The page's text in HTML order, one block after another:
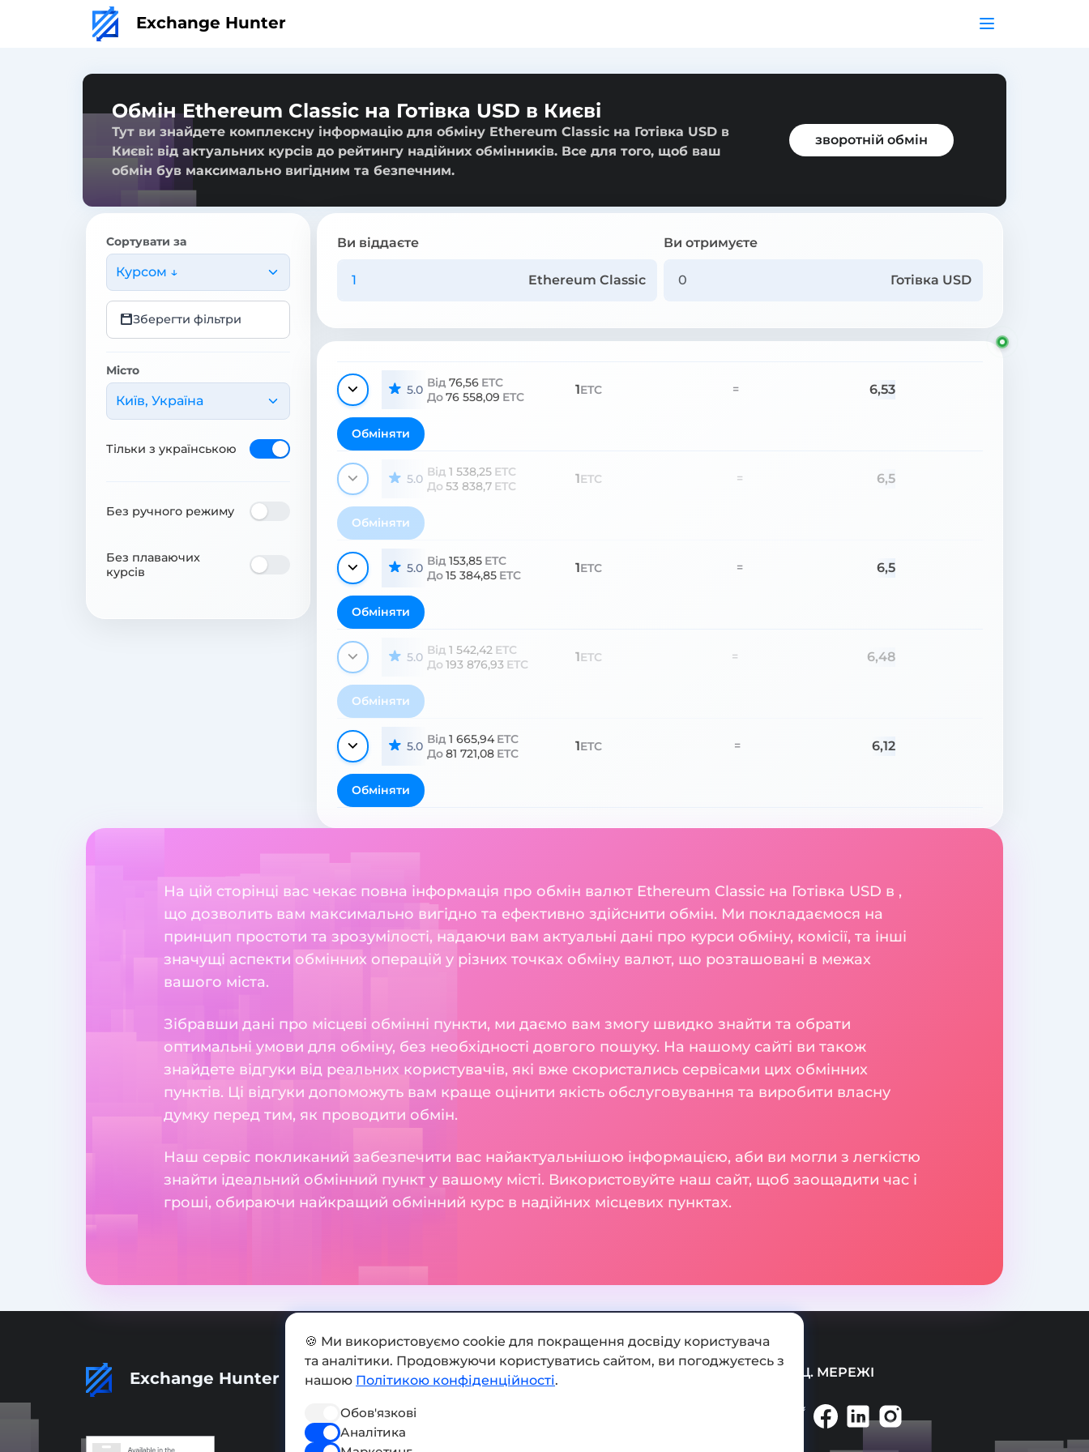
Exchange Hunter
Обмін Ethereum Classic на Готівка USD в Києві
Тут ви знайдете комплексну інформацію для обміну Ethereum Classic на Готівка USD в
Києві: від актуальних курсів до рейтингу надійних обмінників. Все для того, щоб ваш
обмін був максимально вигідним та безпечним.
зворотній обмін
Сортувати за
Курсом ↓
Зберегти фільтри
Місто
Київ, Україна
Тільки з українською
Без ручного режиму
Без плаваючих
курсів
Ви віддаєте
Ethereum Classic
Ви отримуєте
Готівка USD
5.0 Від 76,56 ETC
До76 558,09 ETC 1ETC = 6,53
Обміняти
5.0 Від 1 538,25 ETC
До 53 838,7 ETC 1ETC = 6,5
Обміняти
5.0 Від 153,85 ETC
До15 384,85 ETC 1ETC = 6,5
Обміняти
5.0 Від 1 542,42 ETC
До 193 876,93 ETC 1ETC = 6,48
Обміняти
5.0 Від 1 665,94 ETC
До81 721,08 ETC 1ETC = 6,12
Обміняти
На цій сторінці вас чекає повна інформація про обмін валют Ethereum Classic на Готівка USD в ,
що дозволить вам максимально вигідно та ефективно здійснити обмін. Ми покладаємося на
принцип простоти та зрозумілості, надаючи вам актуальні дані про курси обміну, комісії, та інші
значущі аспекти обмінних операцій у різних точках обміну валют, що розташовані в межах
вашого міста.
Зібравши дані про місцеві обмінні пункти, ми даємо вам змогу швидко знайти та обрати
оптимальні умови для обміну, без необхідності довгого пошуку. На нашому сайті ви також
знайдете відгуки від реальних користувачів, які вже скористались сервісами цих обмінних
пунктів. Ці відгуки допоможуть вам краще оцінити якість обслуговування та виробити власну
думку перед тим, як проводити обмін.
Наш сервіс покликаний забезпечити вас найактуальнішою інформацією, аби ви могли з легкістю
знайти ідеальний обмінний пункт у вашому місті. Використовуйте наш сайт, щоб заощадити час і
гроші, обираючи найкращий обмінний курс в надійних місцевих пунктах.
Exchange Hunter Додати обмінник СОЦ. МЕРЕЖІ
🍪 Ми використовуємо cookie для покращення досвіду користувача
та аналітики. Продовжуючи користуватись сайтом, ви погоджуєтесь з
нашою Політикою конфіденційності.
Обов'язкові
Аналітика